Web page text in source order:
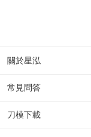
關於星泓
常見問答
刀模下載